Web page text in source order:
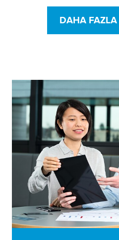
DAHA FAZLA